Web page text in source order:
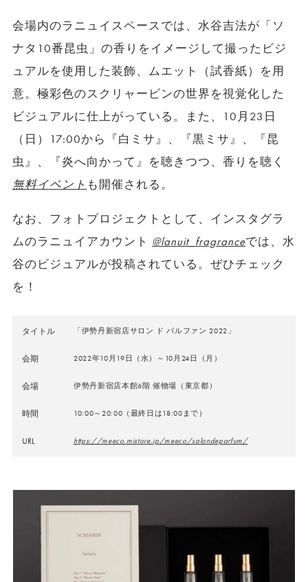
会場内のラニュイスペースでは、水谷吉法が「ソ
ナタ10番昆虫」の香りをイメージして撮ったビジ
ュアルを使用した装飾、ムエット（試香紙）を用
意。極彩色のスクリャービンの世界を視覚化した
ビジュアルに仕上がっている。また、10月23日
（日）17:00から『白ミサ』、『黒ミサ』、『昆
虫』、『炎へ向かって』を聴きつつ、香りを聴く
無料イベント も開催される。
なお、フォトプロジェクトとして、インスタグラ
ムのラニュイアカウント @lanuit_fragranceでは、水
谷のビジュアルが投稿されている。ぜひチェック
を！
タイトル 「伊勢丹新宿店サロン ド パルファン 2022」
会期 2022年10月19日（水）～10月24日（月）
会場 伊勢丹新宿店本館6階 催物場（東京都）
時間 10:00～20:00（最終日は18:00まで）
URL https://meeco.mistore.jp/meeco/salondeparfum/